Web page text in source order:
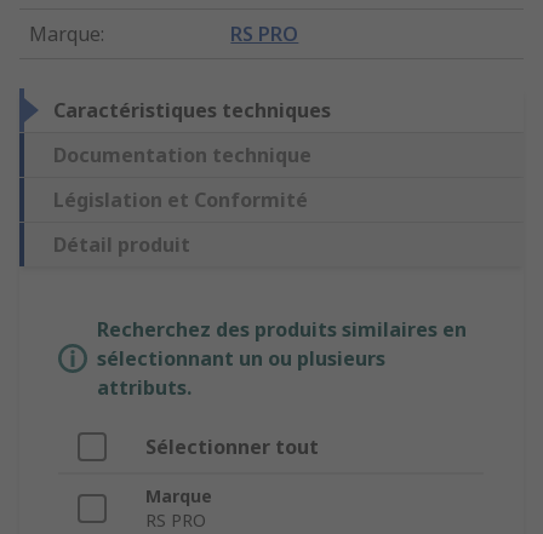
Marque: RS PRO
Caractéristiques techniques
Documentation technique
Législation et Conformité
Détail produit
Recherchez des produits similaires en
sélectionnant un ou plusieurs
attributs.
Sélectionner tout
Marque
RS PRO